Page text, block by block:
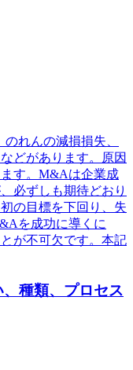
れんの減損損失、
どがあります。原因
す。M&Aは企業成
必ずしも期待どおり
の目標を下回り、失
を成功に導くに
が不可欠です。本記
種類、プロセス